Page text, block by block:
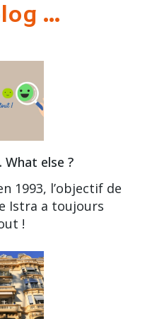
...
else ?
1993, l’objectif de
Istra a toujours
!